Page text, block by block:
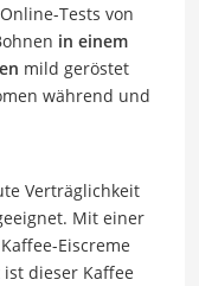
Tests von
in einem
mild geröstet
während und
Verträglichkeit
Mit einer
Eiscreme
dieser Kaffee